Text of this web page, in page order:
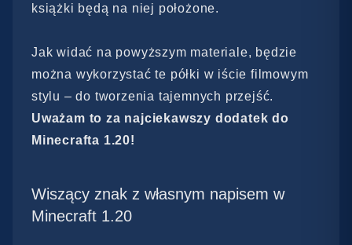
książki będą na niej położone.
Jak widać na powyższym materiale, będzie
można wykorzystać te półki w iście filmowym
stylu – do tworzenia tajemnych przejść.
Uważam to za najciekawszy dodatek do
Minecrafta 1.20!
Wiszący znak z własnym napisem w
Minecraft 1.20